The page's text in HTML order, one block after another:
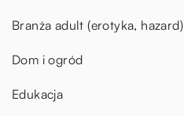
Branża adult (erotyka, hazard)
Dom i ogród
Edukacja